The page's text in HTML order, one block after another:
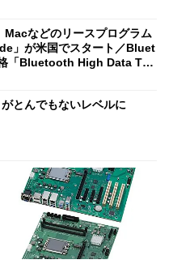
などのリースプログラム
」が米国でスタート／Bluet
「Bluetooth High Data Thr
とんでもないレベルに